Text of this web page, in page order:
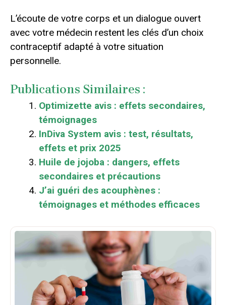
L’écoute de votre corps et un dialogue ouvert
avec votre médecin restent les clés d’un choix
contraceptif adapté à votre situation
personnelle.
Publications Similaires :
Optimizette avis : effets secondaires,
témoignages
InDiva System avis : test, résultats,
effets et prix 2025
Huile de jojoba : dangers, effets
secondaires et précautions
J’ai guéri des acouphènes :
témoignages et méthodes efficaces